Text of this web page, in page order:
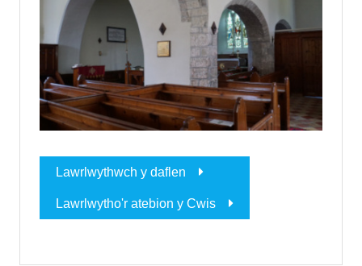
Lawrlwythwch y daflen
Lawrlwytho'r atebion y Cwis